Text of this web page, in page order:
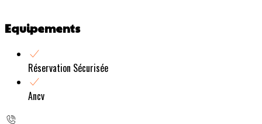
Equipements
Réservation Sécurisée
Ancv